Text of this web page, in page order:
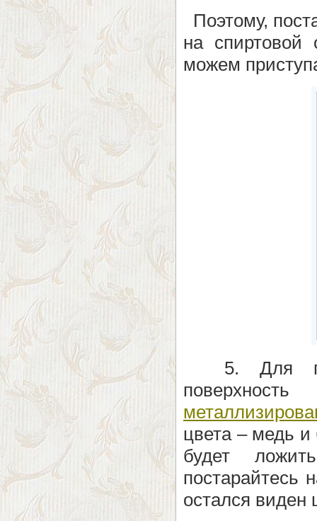
Поэтому,
на спиртовой
можем
5. Для
цвета – медь и
будет
постарайтесь
остался виден